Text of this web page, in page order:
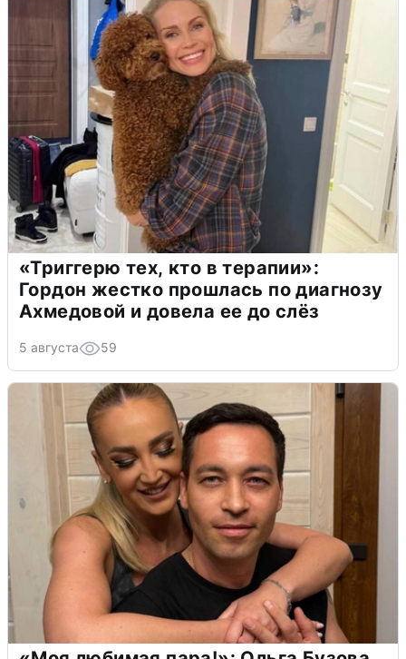
«Триггерю тех, кто в терапии»:
Гордон жестко прошлась по диагнозу
Ахмедовой и довела ее до слёз
5 августа 59